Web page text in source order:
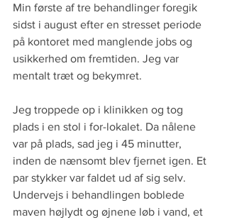
Min første af tre behandlinger foregik
sidst i august efter en stresset periode
på kontoret med manglende jobs og
usikkerhed om fremtiden. Jeg var
mentalt træt og bekymret.
Jeg troppede op i klinikken og tog
plads i en stol i for-lokalet. Da nålene
var på plads, sad jeg i 45 minutter,
inden de nænsomt blev fjernet igen. Et
par stykker var faldet ud af sig selv.
Undervejs i behandlingen boblede
maven højlydt og øjnene løb i vand, et